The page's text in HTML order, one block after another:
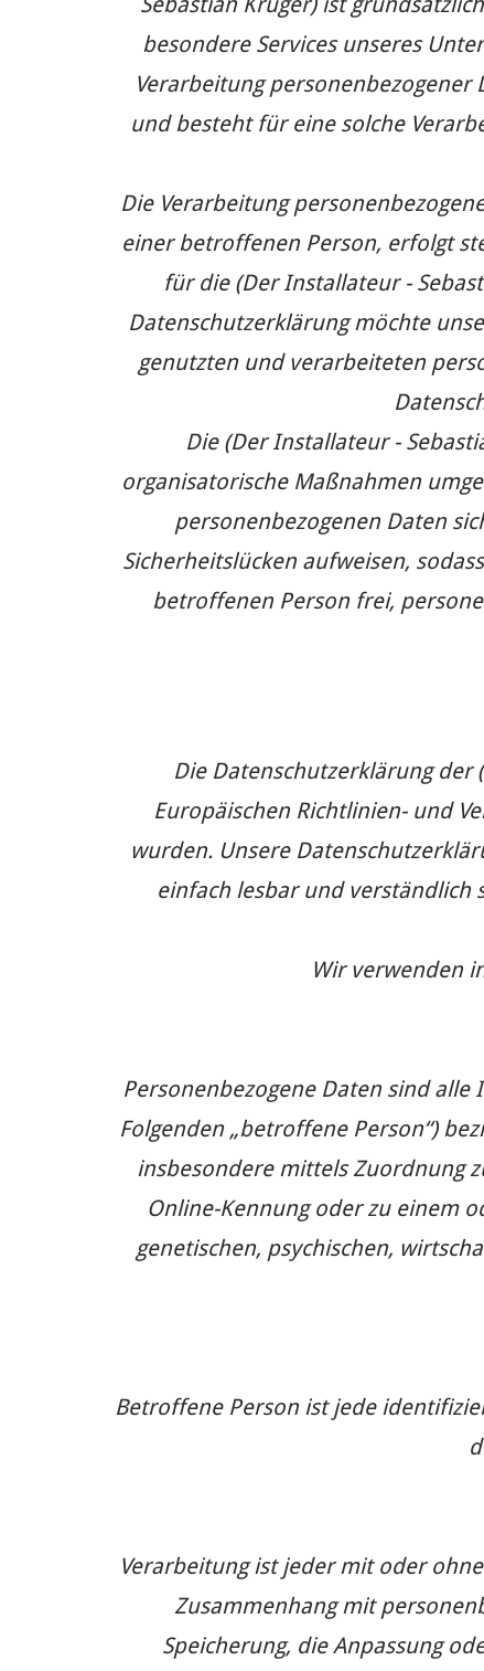
besondere Services unseres
Verarbeitung
und besteht für eine solche
Die Verarbeitung
einer betroffenen Person, erfolgt
für die (Der Installateur -
Datenschutzerklärung möchte
genutzten und verarbeiteten
Die (Der Installateur -
organisatorische Maßnahmen
personenbezogenen Daten
Sicherheitslücken aufweisen,
betroffenen Person frei,
Die Datenschutzerklärung
Europäischen Richtlinien- und
wurden. Unsere
einfach lesbar und verständlich
Wir verwenden
Personenbezogene Daten sind
Folgenden „betroffene Person“)
insbesondere mittels Zuordnung
Online-Kennung oder zu einem
genetischen, psychischen,
Betroffene Person ist jede
Verarbeitung ist jeder mit oder
Zusammenhang mit
Speicherung, die Anpassung